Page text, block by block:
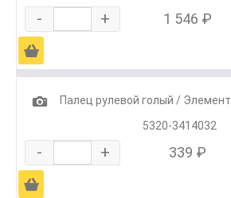
- + 1 546 ₽
Ä
1
Палец рулевой голый / Элемент
5320-3414032
- + 339 ₽
Ä